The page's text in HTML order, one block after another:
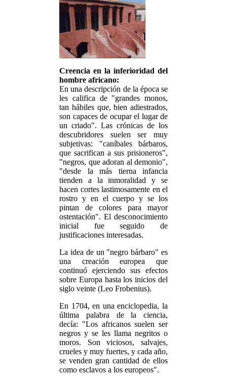
Creencia en la inferioridad del
hombre africano:
En una descripción de la época se
les califica de "grandes monos,
tan hábiles que, bien adiestrados,
son capaces de ocupar el lugar de
un criado". Las crónicas de los
descubridores suelen ser muy
subjetivas: "caníbales bárbaros,
que sacrifican a sus prisioneros",
"negros, que adoran al demonio",
"desde la más tierna infancia
tienden a la inmoralidad y se
hacen cortes lastimosamente en el
rostro y en el cuerpo y se los
pintan de colores para mayor
ostentación". El desconocimiento
inicial fue seguido de
justificaciones interesadas.
La idea de un "negro bárbaro" es
una creación europea que
continuó ejerciendo sus efectos
sobre Europa hasta los inicios del
siglo veinte (Leo Frobenius).
En 1704, en una enciclopedia, la
última palabra de la ciencia,
decía: "Los africanos suelen ser
negros y se les llama negritos o
moros. Son viciosos, salvajes,
crueles y muy fuertes, y cada año,
se venden gran cantidad de ellos
como esclavos a los europeos".